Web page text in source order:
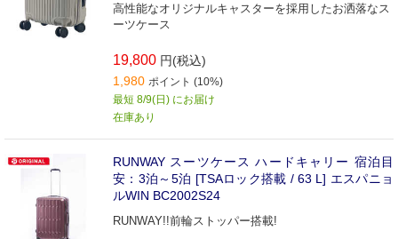
高性能なオリジナルキャスターを採用したお洒落なス
ーツケース
19,800 円(税込)
1,980 ポイント (10%)
最短 8/9(日) にお届け
在庫あり
RUNWAY スーツケース ハードキャリー 宿泊目
安：3泊～5泊 [TSAロック搭載 / 63 L] エスパニョ
ルWIN BC2002S24
RUNWAY!!前輪ストッパー搭載!